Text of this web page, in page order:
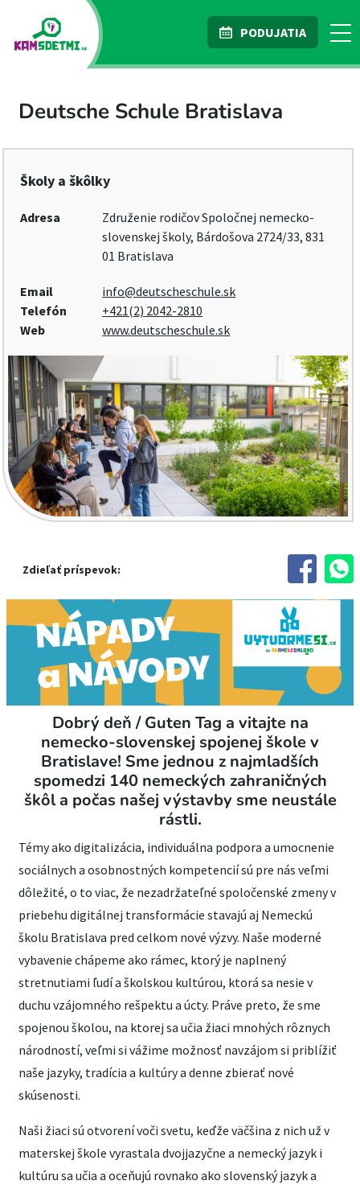
PODUJATIA
Deutsche Schule Bratislava
Školy a škôlky
Adresa
Združenie rodičov Spoločnej nemecko-
slovenskej školy, Bárdošova 2724/33, 831
01 Bratislava
Email
info@deutscheschule.sk
Telefón
+421(2) 2042-2810
Web
www.deutscheschule.sk
Zdieľať príspevok:
Dobrý deň / Guten Tag a vitajte na
nemecko-slovenskej spojenej škole v
Bratislave! Sme jednou z najmladších
spomedzi 140 nemeckých zahraničných
škôl a počas našej výstavby sme neustále
rástli.
Témy ako digitalizácia, individuálna podpora a umocnenie
sociálnych a osobnostných kompetencií sú pre nás veľmi
dôležité, o to viac, že nezadržateľné spoločenské zmeny v
priebehu digitálnej transformácie stavajú aj Nemeckú
školu Bratislava pred celkom nové výzvy. Naše moderné
vybavenie chápeme ako rámec, ktorý je naplnený
stretnutiami ľudí a školskou kultúrou, ktorá sa nesie v
duchu vzájomného rešpektu a úcty. Práve preto, že sme
spojenou školou, na ktorej sa učia žiaci mnohých rôznych
národností, veľmi si vážime možnosť navzájom si priblížiť
naše jazyky, tradícia a kultúry a denne zbierať nové
skúsenosti.
Naši žiaci sú otvorení voči svetu, keďže väčšina z nich už v
materskej škole vyrastala dvojjazyčne a nemecký jazyk i
kultúru sa učia a oceňujú rovnako ako slovenský jazyk a